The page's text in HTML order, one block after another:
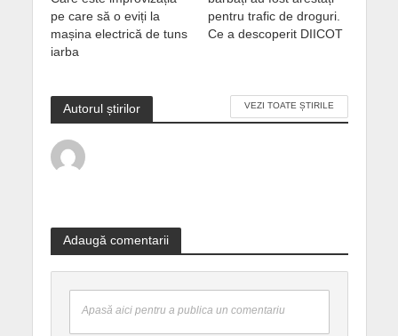
pe care să o eviți la
mașina electrică de tuns
iarba
pentru trafic de droguri.
Ce a descoperit DIICOT
Autorul știrilor VEZI TOATE ȘTIRILE
Adaugă comentarii
Apasă aici pentru a publica un comentariu